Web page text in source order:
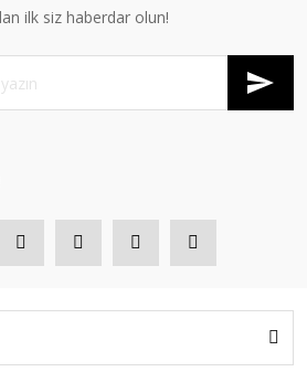
ilk siz haberdar olun!